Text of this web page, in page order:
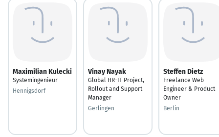
Maximilian Kulecki
Systemingenieur
Hennigsdorf
Vinay Nayak
Global HR-IT Project,
Rollout and Support
Manager
Gerlingen
Steffen Dietz
Freelance Web
Engineer & Product
Owner
Berlin